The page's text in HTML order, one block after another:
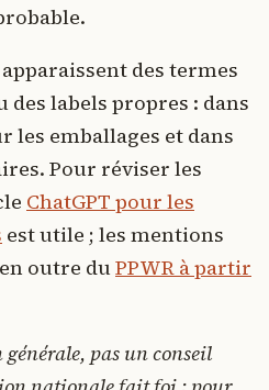
des termes
labels propres : dans
les emballages et dans
Pour réviser les
ChatGPT pour les
est utile ; les mentions
outre duPPWR à partir
pas un conseil